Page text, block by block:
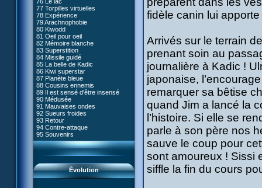
77 Torpilles virtuelles
78 Expérience
79 Arachnophobie
80 Kiwodd
81 Oeil pour oeil
82 Mémoire blanche
83 Superstition
84 Missile guidé
85 La belle de Kadic
86 Kiwi superstar
87 Planète bleue
88 Cousins ennemis
89 Il est sensé d'être insensé
90 Médusée
91 Mauvaises ondes
92 Sueurs froides
93 Retour
94 Contre-attaque
95 Souvenirs
Évolution
#05 - Rivalité
#06 - Soupçons
#07 - Compte-à-rebours
#08 - Virus
#09 - Comment tromper XANA
#10 - Le réveil du guerrier
#11 - Rendez-vous
#12 - Chaos à Kadic
#13 - Vendredi 13
#14 - Intrusion
#15 - Les sans-codes
#16 - Confusion
#17 - Un avenir professionnel
assuré
#18 - Obstination
#19 - Le piège
#20 - Espionnage
#21 - Faux-semblants
#22 - Mutinerie
#23 - Le blues de Jérémie
#24 - Paradoxe temporel
#25 - Hécatombe
#26 - Ultime mission
fidèle canin lui
Arrivés sur le terrain
prenant soin au
journalière à Kadic !
japonaise,
remarquer sa bêtise
quand Jim a lancé la
l’histoire. Si elle se
parle à son père nos
sauve le coup pour
sont amoureux ! Sissi
siffle la fin du cours